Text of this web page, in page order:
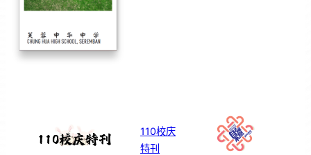
110校庆
特刊